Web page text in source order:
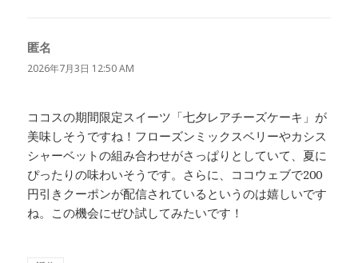
匿名
り:
2026年7月3日 12:50 AM
ココスの期間限定スイーツ「七夕レアチーズケーキ」が
美味しそうですね！フローズンミックスベリーやカシス
シャーベットの組み合わせがさっぱりとしていて、夏に
ぴったりの味わいそうです。さらに、ココウェブで200
円引きクーポンが配信されているというのは嬉しいです
ね。この機会にぜひ試してみたいです！